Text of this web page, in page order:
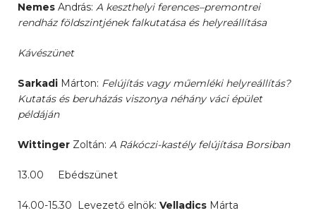
Nemes András: A keszthelyi ferences–premontrei
rendház földszintjének falkutatása és helyreállítása
Kávészünet
Sarkadi Márton: Felújítás vagy műemléki helyreállítás?
Kutatás és beruházás viszonya néhány váci épület
példáján
Wittinger Zoltán: A Rákóczi-kastély felújítása Borsiban
13.00 Ebédszünet
14.00-15.30 Levezető elnök: Velladics Márta